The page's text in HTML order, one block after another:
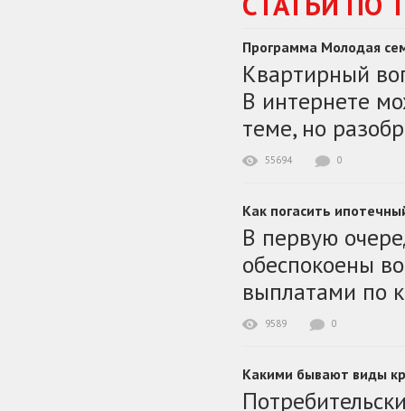
Программа Молодая
Квартирный
В интернете
теме, но
55694 0
Как погасить
В первую
обеспокоены
выплатами по
9589 0
Какими бывают виды